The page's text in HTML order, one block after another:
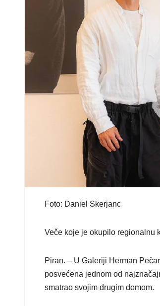
Foto: Daniel Skerjanc
Veče koje je okupilo regionalnu
Piran. – U Galeriji Herman
posvećena jednom od
smatrao svojim drugim domom.